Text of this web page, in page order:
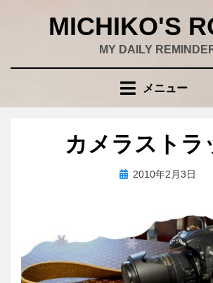
MICHIKO'S
MY DAILY
メニュー
カメラストラ
投稿者wad
投 2010年2月3日